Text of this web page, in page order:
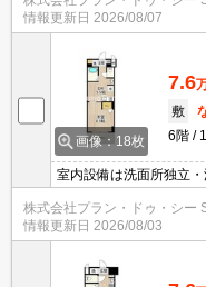
実しているので、防犯
ス・ゴミ出し24時間OK
情報更新日 2026/08/07
画像：18枚
7.6
敷
6階
室内設備は洗面所独立
ン・オートロックなど
共用部には宅配ボック
おすすめです。
株式会社プラン・ドゥ・シー
情報更新日 2026/08/03